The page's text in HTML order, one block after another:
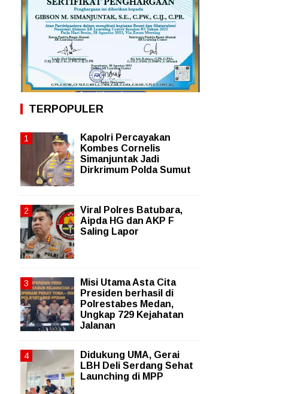
TERPOPULER
Kapolri Percayakan
Kombes Cornelis
Simanjuntak Jadi
Dirkrimum Polda Sumut
Viral Polres Batubara,
Aipda HG dan AKP F
Saling Lapor
Misi Utama Asta Cita
Presiden berhasil di
Polrestabes Medan,
Ungkap 729 Kejahatan
Jalanan
Didukung UMA, Gerai
LBH Deli Serdang Sehat
Launching di MPP